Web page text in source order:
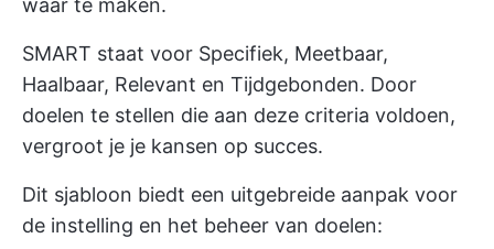
waar te maken.
SMART staat voor Specifiek, Meetbaar,
Haalbaar, Relevant en Tijdgebonden. Door
doelen te stellen die aan deze criteria voldoen,
vergroot je je kansen op succes.
Dit sjabloon biedt een uitgebreide aanpak voor
de instelling en het beheer van doelen: